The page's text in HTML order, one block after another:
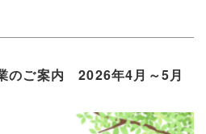
のご案内 2026年4月～5月